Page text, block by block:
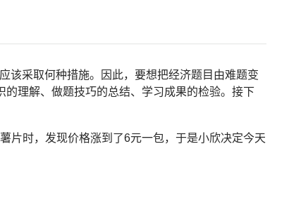
该采取何种措施。因此，要想把经济题目由难题变
的理解、做题技巧的总结、学习成果的检验。接下
片时，发现价格涨到了6元一包，于是小欣决定今天